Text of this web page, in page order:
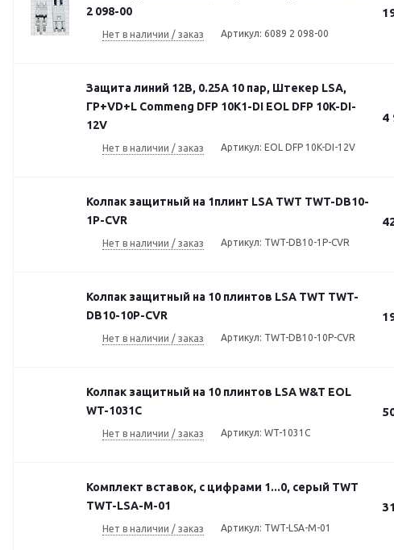
2 098-00
Нет в наличии / заказ Артикул: 6089 2 098-00
Защита линий 12В, 0.25А 10 пар, Штекер LSA,
ГР+VD+L Commeng DFP 10K1-DI EOL DFP 10K-DI-
12V
Нет в наличии / заказ Артикул: EOL DFP 10K-DI-12V
4
Колпак защитный на 1плинт LSA TWT TWT-DB10-
1P-CVR
Нет в наличии / заказ Артикул: TWT-DB10-1P-CVR
Колпак защитный на 10 плинтов LSA TWT TWT-
DB10-10P-CVR
Нет в наличии / заказ Артикул: TWT-DB10-10P-CVR
Колпак защитный на 10 плинтов LSA W&T EOL
WT-1031C
Нет в наличии / заказ Артикул: WT-1031C
Комплект вставок, с цифрами 1...0, серый TWT
TWT-LSA-M-01
Нет в наличии / заказ Артикул: TWT-LSA-M-01